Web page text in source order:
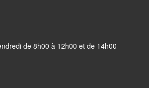
de 8h00 à 12h00 et de 14h00